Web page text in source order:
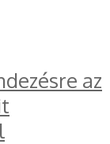
az